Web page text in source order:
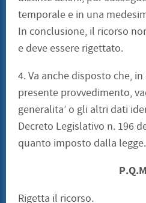
temporale e in una
In conclusione, il ricorso
e deve essere rigettato.
4. Va anche disposto che,
presente provvedimento,
generalita’ o gli altri dati
Decreto Legislativo n. 196
quanto imposto dalla legge.
Rigetta il ricorso.